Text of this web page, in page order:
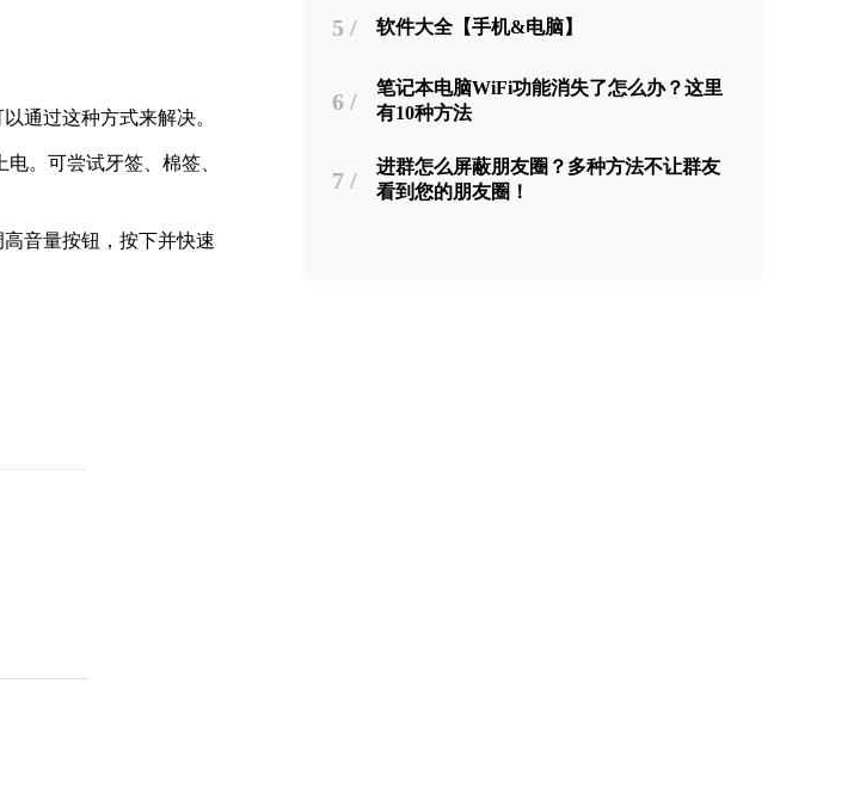
通过这种方式来解决。
。可尝试牙签、棉签、
音量按钮，按下并快速
5 / 软件大全【手机&电脑】
6 /
笔记本电脑WiFi功能消失了怎么办？这里
有10种方法
7 /
进群怎么屏蔽朋友圈？多种方法不让群友
看到您的朋友圈！